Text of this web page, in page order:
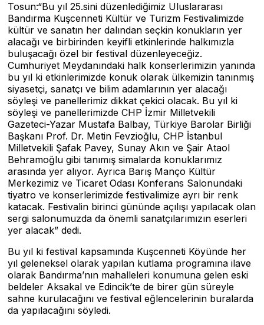
Tosun:“Bu yıl 25.sini düzenlediğimiz Uluslararası
Bandırma Kuşcenneti Kültür ve Turizm Festivalimizde
kültür ve sanatın her dalından seçkin konukların yer
alacağı ve birbirinden keyifli etkinlerinde halkımızla
buluşacağı özel bir festival düzenleyeceğiz.
Cumhuriyet Meydanındaki halk konserlerimizin yanında
bu yıl ki etkinlerimizde konuk olarak ülkemizin tanınmış
siyasetçi, sanatçı ve bilim adamlarının yer alacağı
söyleşi ve panellerimiz dikkat çekici olacak. Bu yıl ki
söyleşi ve panellerimizde CHP İzmir Milletvekili
Gazeteci-Yazar Mustafa Balbay, Türkiye Barolar Birliği
Başkanı Prof. Dr. Metin Fevzioğlu, CHP İstanbul
Milletvekili Şafak Pavey, Sunay Akın ve Şair Ataol
Behramoğlu gibi tanımış simalarda konuklarımız
arasında yer alıyor. Ayrıca Barış Manço Kültür
Merkezimiz ve Ticaret Odası Konferans Salonundaki
tiyatro ve konserlerimizde festivalimize ayrı bir renk
katacak. Festivalin birinci gününde açılışı yapılacak olan
sergi salonumuzda da önemli sanatçılarımızın eserleri
yer alacak” dedi.
Bu yıl ki festival kapsamında Kuşcenneti Köyünde her
yıl geleneksel olarak yapılan kutlama programına ilave
olarak Bandırma’nın mahalleleri konumuna gelen eski
beldeler Aksakal ve Edincik’te de birer gün süreyle
sahne kurulacağını ve festival eğlencelerinin buralarda
da yapılacağını söyledi.